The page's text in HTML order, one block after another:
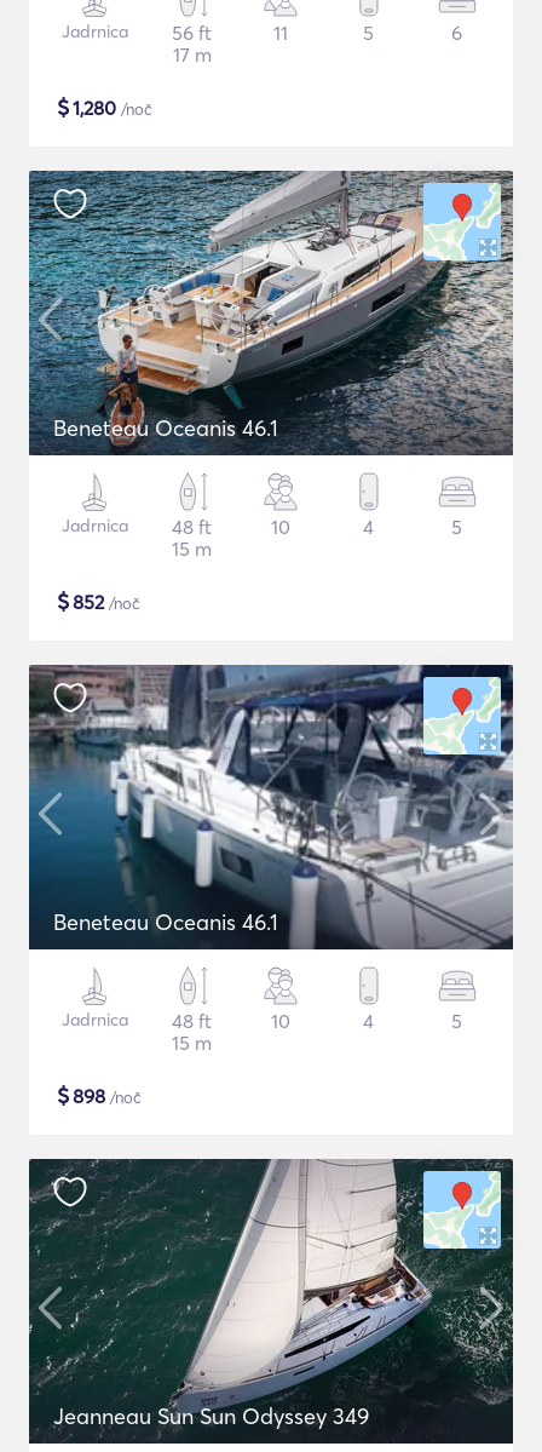
Jadrnica
56 ft
17 m
11 5 6
$1,280 /noč
Beneteau Oceanis 46.1
Jadrnica
48 ft
15 m
10 4 5
$852/noč
Beneteau Oceanis 46.1
Jadrnica
48 ft
15 m
10 4 5
$898 /noč
Jeanneau Sun Sun Odyssey 349